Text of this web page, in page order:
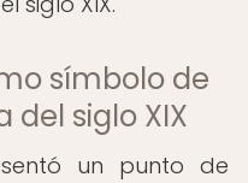
símbolo de
siglo XIX
un punto de